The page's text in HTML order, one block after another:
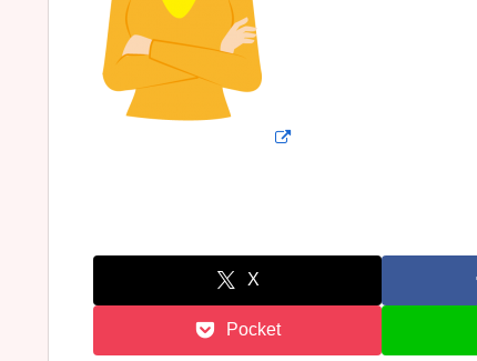
X
Pocket